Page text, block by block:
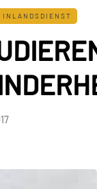
INLANDSDIENST